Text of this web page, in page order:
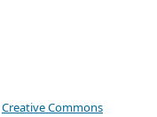
Creative Commons